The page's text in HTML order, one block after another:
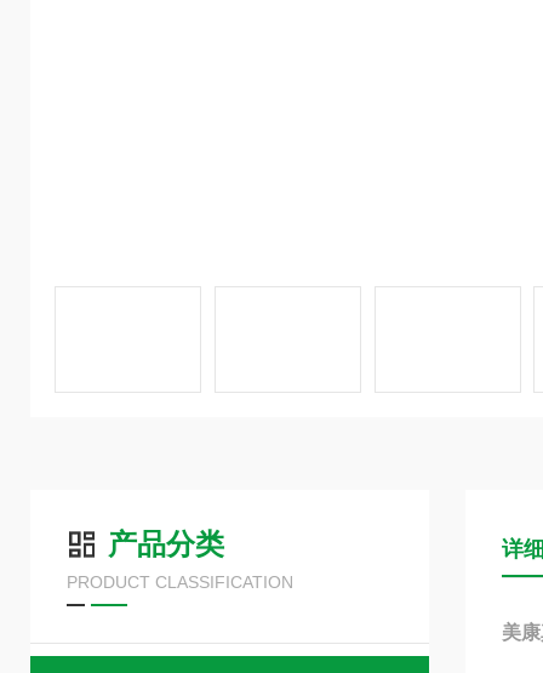
产品分类
PRODUCT CLASSIFICATION
详
美